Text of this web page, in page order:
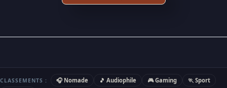
CLASSEMENTS : 🎧 Nomade 🎵 Audiophile 🎮 Gaming
🏃 Sport